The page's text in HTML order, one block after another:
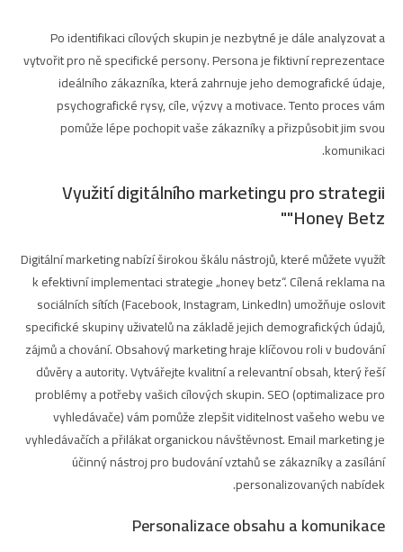
Po identifikaci cílových skupin je nezbytné je dále analyzovat a
vytvořit pro ně specifické persony. Persona je fiktivní reprezentace
ideálního zákazníka, která zahrnuje jeho demografické údaje,
psychografické rysy, cíle, výzvy a motivace. Tento proces vám
pomůže lépe pochopit vaše zákazníky a přizpůsobit jim svou
komunikaci.
Využití digitálního marketingu pro strategii
"Honey Betz"
Digitální marketing nabízí širokou škálu nástrojů, které můžete využít
k efektivní implementaci strategie „honey betz“. Cílená reklama na
sociálních sítích (Facebook, Instagram, LinkedIn) umožňuje oslovit
specifické skupiny uživatelů na základě jejich demografických údajů,
zájmů a chování. Obsahový marketing hraje klíčovou roli v budování
důvěry a autority. Vytvářejte kvalitní a relevantní obsah, který řeší
problémy a potřeby vašich cílových skupin. SEO (optimalizace pro
vyhledávače) vám pomůže zlepšit viditelnost vašeho webu ve
vyhledávačích a přilákat organickou návštěvnost. Email marketing je
účinný nástroj pro budování vztahů se zákazníky a zasílání
personalizovaných nabídek.
Personalizace obsahu a komunikace